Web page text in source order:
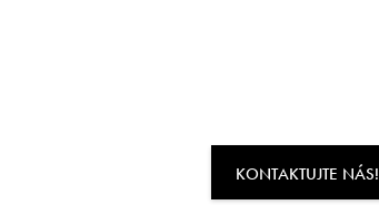
KONTAKTUJTE NÁS!